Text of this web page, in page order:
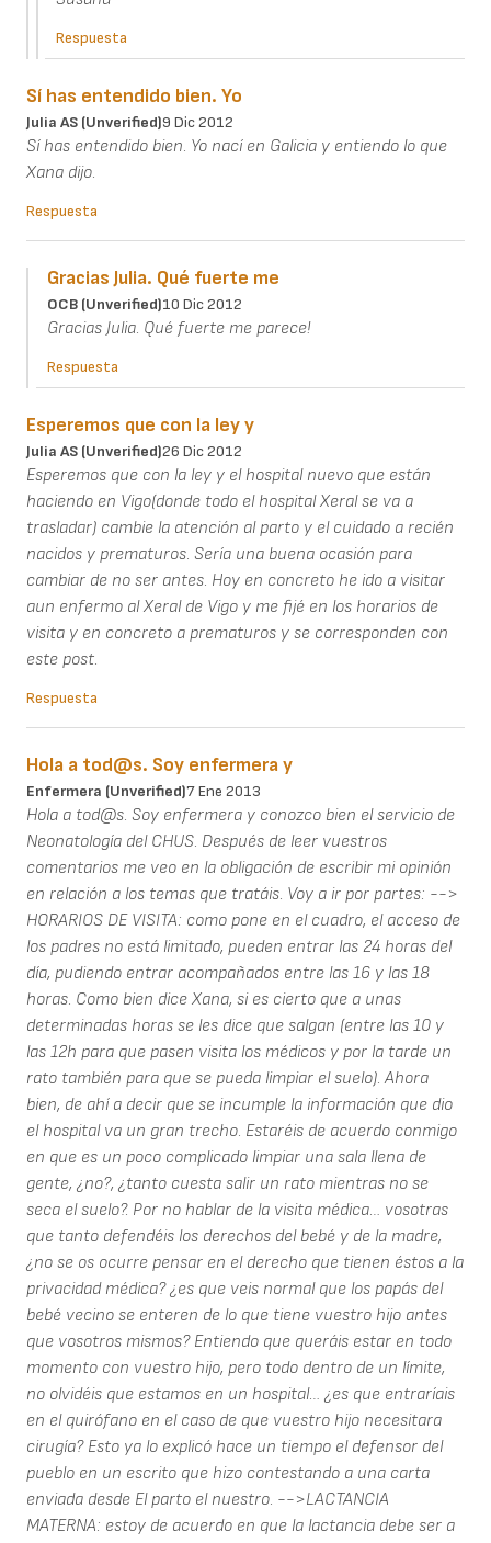
Respuesta
Sí has entendido bien. Yo
Julia AS (unverified)9 Dic 2012
Sí has entendido bien. Yo nací en Galicia y entiendo lo que
Xana dijo.
Respuesta
Gracias Julia. Qué fuerte me
OCB (unverified)10 Dic 2012
Gracias Julia. Qué fuerte me parece!
Respuesta
Esperemos que con la ley y
Julia AS (unverified)26 Dic 2012
Esperemos que con la ley y el hospital nuevo que están
haciendo en Vigo(donde todo el hospital Xeral se va a
trasladar) cambie la atención al parto y el cuidado a recién
nacidos y prematuros. Sería una buena ocasión para
cambiar de no ser antes. Hoy en concreto he ido a visitar
aun enfermo al Xeral de Vigo y me fijé en los horarios de
visita y en concreto a prematuros y se corresponden con
este post.
Respuesta
Hola a tod@s. Soy enfermera y
Enfermera (unverified)7 Ene 2013
Hola a tod@s. Soy enfermera y conozco bien el servicio de
Neonatología del CHUS. Después de leer vuestros
comentarios me veo en la obligación de escribir mi opinión
en relación a los temas que tratáis. Voy a ir por partes: -->
HORARIOS DE VISITA: como pone en el cuadro, el acceso de
los padres no está limitado, pueden entrar las 24 horas del
día, pudiendo entrar acompañados entre las 16 y las 18
horas. Como bien dice Xana, si es cierto que a unas
determinadas horas se les dice que salgan (entre las 10 y
las 12h para que pasen visita los médicos y por la tarde un
rato también para que se pueda limpiar el suelo). Ahora
bien, de ahí a decir que se incumple la información que dio
el hospital va un gran trecho. Estaréis de acuerdo conmigo
en que es un poco complicado limpiar una sala llena de
gente, ¿no?, ¿tanto cuesta salir un rato mientras no se
seca el suelo?. Por no hablar de la visita médica… vosotras
que tanto defendéis los derechos del bebé y de la madre,
¿no se os ocurre pensar en el derecho que tienen éstos a la
privacidad médica? ¿es que veis normal que los papás del
bebé vecino se enteren de lo que tiene vuestro hijo antes
que vosotros mismos? Entiendo que queráis estar en todo
momento con vuestro hijo, pero todo dentro de un límite,
no olvidéis que estamos en un hospital… ¿es que entraríais
en el quirófano en el caso de que vuestro hijo necesitara
cirugía? Esto ya lo explicó hace un tiempo el defensor del
pueblo en un escrito que hizo contestando a una carta
enviada desde El parto el nuestro. -->LACTANCIA
MATERNA: estoy de acuerdo en que la lactancia debe ser a